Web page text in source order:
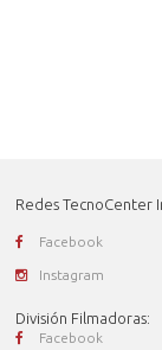
Redes TecnoCenter
Facebook
Instagram
División Filmadoras:
Facebook